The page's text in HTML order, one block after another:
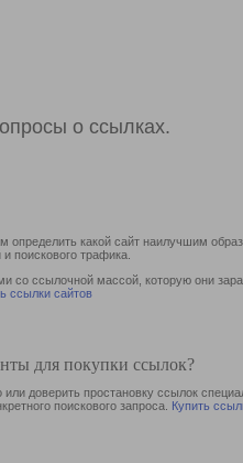
о ссылках.
какой сайт наилучшим
поискового трафика.
со ссылочной массой, которую они
ссылки сайтов
для покупки ссылок?
доверить простановку ссылок
поискового запроса. Купить